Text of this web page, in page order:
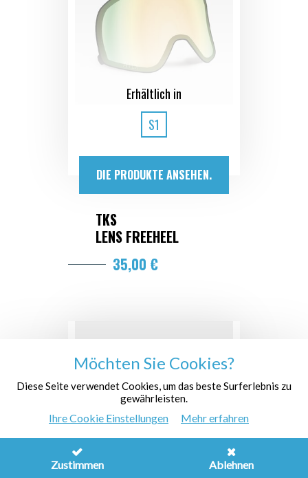
Erhältlich in
S1
DIE PRODUKTE ANSEHEN.
TKS
LENS FREEHEEL
35,00 €
Möchten Sie Cookies?
Diese Seite verwendet Cookies, um das beste Surferlebnis zu
gewährleisten.
Ihre Cookie Einstellungen Mehr erfahren
Zustimmen Ablehnen